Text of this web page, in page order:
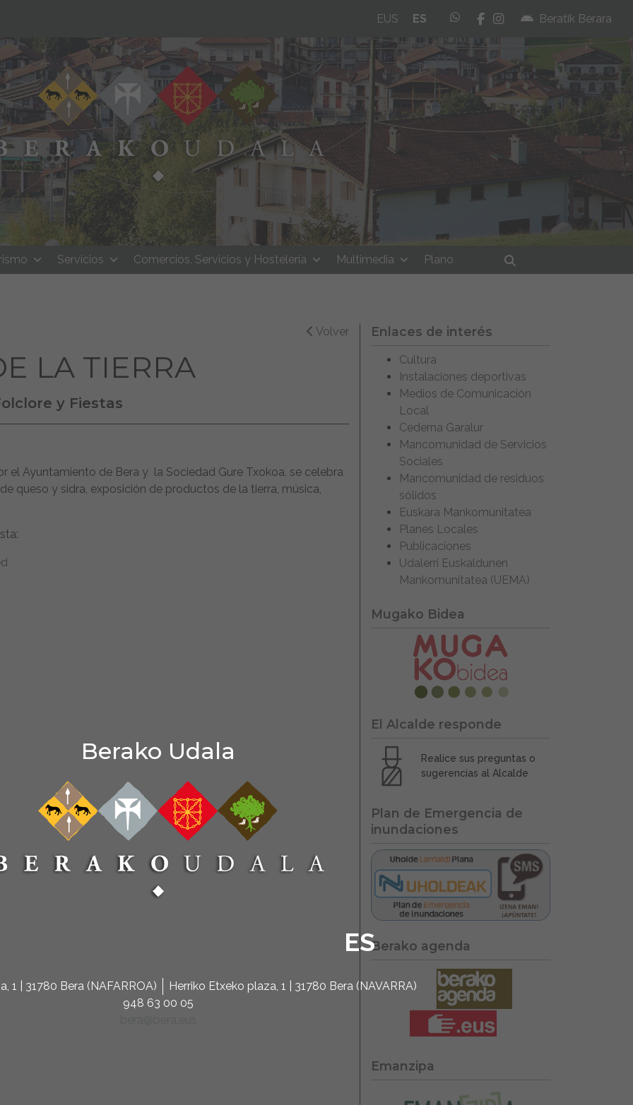
Berako Udala
ES
1 | 31780 Bera (NAFARROA)
Herriko Etxeko plaza, 1 | 31780 Bera (NAVARRA)
948 63 00 05
EUS ES whatsapp
facebook
instagram
Beratik Berara
Servicios Comercios, Servicios y Hostelería Multimedia
Plano
Buscar
Volver
LA TIERRA
y Fiestas
Ayuntamiento de Bera y la Sociedad Gure Txokoa, se celebra
queso y sidra, exposición de productos de la tierra, música,
Enlaces de interés
Cultura
Instalaciones deportivas
Medios de Comunicación
Local
Cederna Garalur
Mancomunidad de Servicios
Sociales
Mancomunidad de residuos
sólidos
Euskara Mankomunitatea
Planes Locales
Publicaciones
Udalerri Euskaldunen
Mankomunitatea (UEMA)
Mugako Bidea
El Alcalde responde
Realice sus preguntas o
sugerencias al Alcalde
Plan de Emergencia de
inundaciones
Berako agenda
Emanzipa